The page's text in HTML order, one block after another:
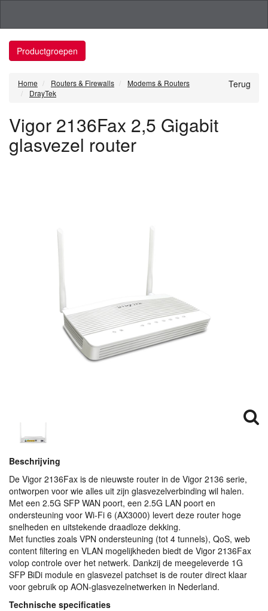
Productgroepen
Terug
Home Routers & Firewalls
Modems & Routers
DrayTek
Vigor 2136Fax 2,5 Gigabit
glasvezel router
Beschrijving
De Vigor 2136Fax is de nieuwste router in de Vigor 2136 serie,
ontworpen voor wie alles uit zijn glasvezelverbinding wil halen.
Met een 2.5G SFP WAN poort, een 2.5G LAN poort en
ondersteuning voor Wi-Fi 6 (AX3000) levert deze router hoge
snelheden en uitstekende draadloze dekking.
Met functies zoals VPN ondersteuning (tot 4 tunnels), QoS, web
content filtering en VLAN mogelijkheden biedt de Vigor 2136Fax
volop controle over het netwerk. Dankzij de meegeleverde 1G
SFP BiDi module en glasvezel patchset is de router direct klaar
voor gebruik op AON-glasvezelnetwerken in Nederland.
Technische specificaties